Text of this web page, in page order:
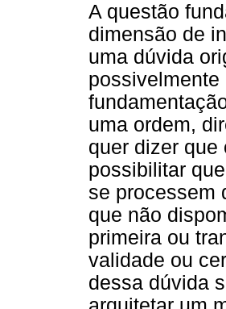
A questão
dimensão de
uma dúvida
uma ordem,
quer dizer que
possibilitar
se processem
que não
primeira ou
validade ou
dessa dúvida